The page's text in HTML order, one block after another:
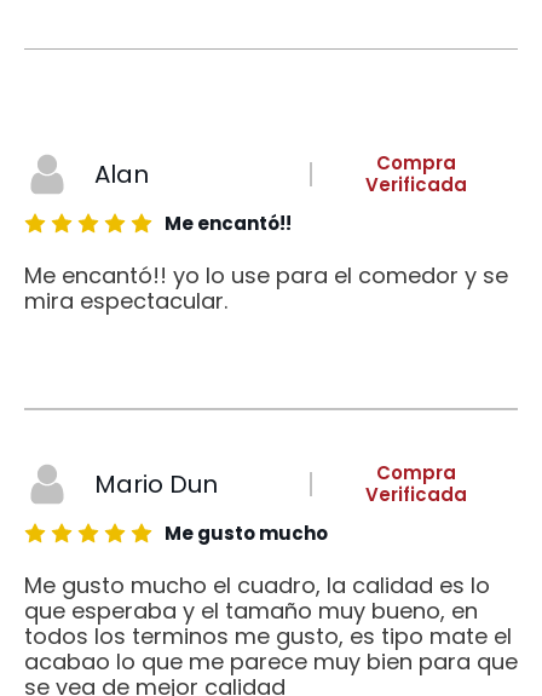
Alan
Compra
Verificada
Me encantó!!
Me encantó!! yo lo use para el comedor y se
mira espectacular.
Mario Dun
Compra
Verificada
Me gusto mucho
Me gusto mucho el cuadro, la calidad es lo
que esperaba y el tamaño muy bueno, en
todos los terminos me gusto, es tipo mate el
acabao lo que me parece muy bien para que
se vea de mejor calidad